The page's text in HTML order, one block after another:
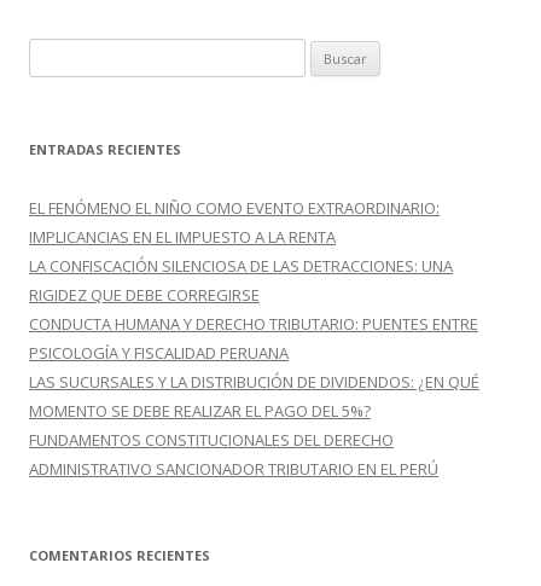
u
c
r
:
ENTRADAS RECIENTES
EL FENÓMENO EL NIÑO COMO EVENTO EXTRAORDINARIO:
IMPLICANCIAS EN EL IMPUESTO A LA RENTA
LA CONFISCACIÓN SILENCIOSA DE LAS DETRACCIONES: UNA
RIGIDEZ QUE DEBE CORREGIRSE
CONDUCTA HUMANA Y DERECHO TRIBUTARIO: PUENTES ENTRE
PSICOLOGÍA Y FISCALIDAD PERUANA
LAS SUCURSALES Y LA DISTRIBUCIÓN DE DIVIDENDOS: ¿EN QUÉ
MOMENTO SE DEBE REALIZAR EL PAGO DEL 5%?
FUNDAMENTOS CONSTITUCIONALES DEL DERECHO
ADMINISTRATIVO SANCIONADOR TRIBUTARIO EN EL PERÚ
COMENTARIOS RECIENTES